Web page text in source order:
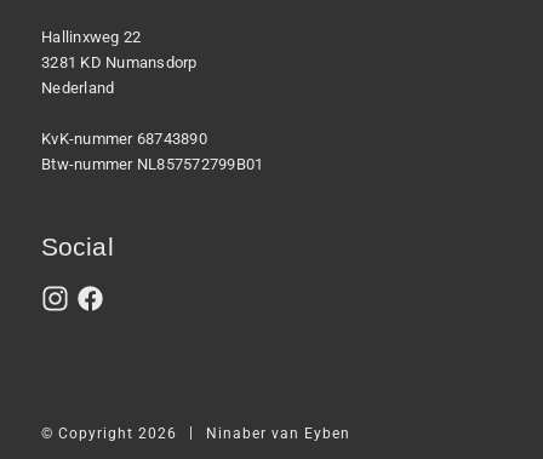
Hallinxweg 22
3281 KD Numansdorp
Nederland
KvK-nummer 68743890
Btw-nummer NL857572799B01
Social
© Copyright 2026 Ninaber van Eyben